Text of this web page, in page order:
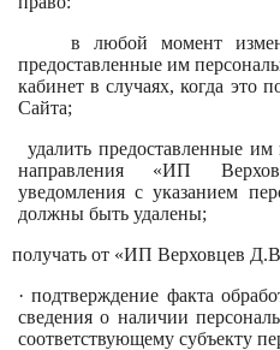
в любой момент
предоставленные им
кабинет в случаях, когда это
Сайта;
удалить предоставленные
направления «ИП
уведомления с указанием
должны быть удалены;
получать от «ИП Верховцев
· подтверждение факта
сведения о наличии
соответствующему субъекту